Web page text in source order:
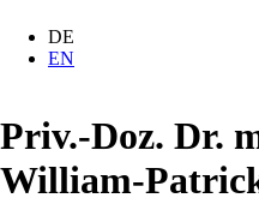
DE
EN
Priv.-Doz. Dr.
William-